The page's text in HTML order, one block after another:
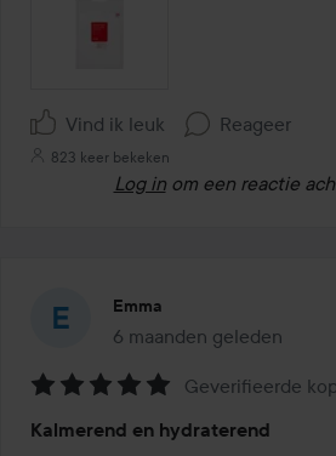
Vind ik leuk Reageer
823 keer bekeken
Log in om een reactie
Emma
6 maanden geleden
Het bericht is gemaakt 6
5
Geverifieerde
Kalmerend en hydraterend